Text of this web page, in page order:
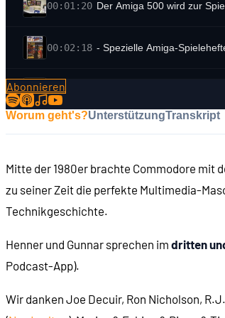
00:01:20 Der Amiga 500 wird zur
00:02:18 - Spezielle Amiga-
00:02:39
00:03:20 - F/A-18 Interceptor (1988)
00:04:09 Wichtige Tools: Deluxe Paint
00:05:26 - Foto-Digitalisierung mit
Abonnieren
Worum geht's?UnterstützungTranskript
Mitte der 1980er brachte Commodore mit
zu seiner Zeit die perfekte Multimedia-
Technikgeschichte.
Henner und Gunnar sprechen im dritten
Podcast-App).
Wir danken Joe Decuir, Ron Nicholson,